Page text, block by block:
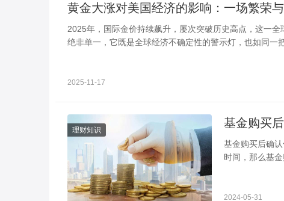
黄金大涨对美国经济的影响：一场繁荣
2025年，国际金价持续飙升，屡次突破历史高点，这一
绝非单一，它既是全球经济不确定性的警示灯，也如同一
2025-11-17
理财知识
基金购买后确认份额时间规定 注意买入时间的
时间，那么基
2024-05-31